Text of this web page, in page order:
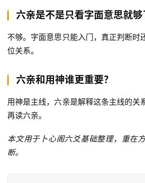
六亲是不是只看字面意思就够
不够。字面意思只能入门，真正判断时
位关系。
六亲和用神谁更重要？
用神是主线，六亲是解释这条主线的关
再读六亲。
本文用于卜心阁六爻基础整理，重在
断。